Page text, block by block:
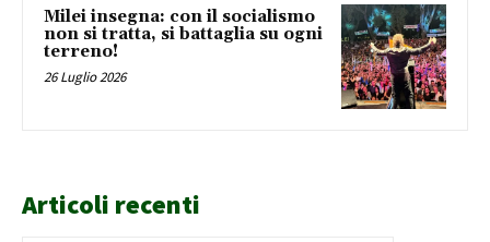
Milei insegna: con il socialismo
non si tratta, si battaglia su ogni
terreno!
26 Luglio 2026
Articoli recenti